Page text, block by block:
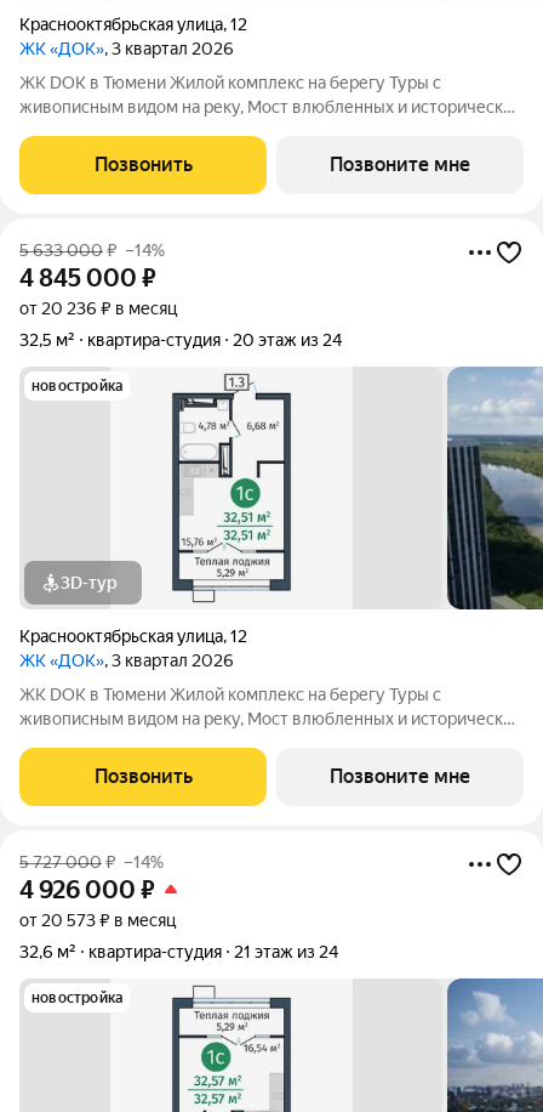
Краснооктябрьская улица,12
ЖК «ДОК», 3 квартал 2026
ЖК DOK в Тюмени Жилой комплекс на берегу Туры с
живописным видом на реку, Мост влюбленных и исторический
принципиально новой организацией общественных зон. Три
лепестка здания сходятся в большое
Позвонить Позвоните мне
5 633 000₽ –14%
4 845 000 ₽
от 20 236 ₽ в месяц
32,5 м²
квартира-студия 20 этаж из 24
новостройка
3D-тур
Краснооктябрьская улица,12
ЖК «ДОК», 3 квартал 2026
ЖК DOK в Тюмени Жилой комплекс на берегу Туры с
живописным видом на реку, Мост влюбленных и исторический
принципиально новой организацией общественных зон. Три
лепестка здания сходятся в большое
Позвонить Позвоните мне
5 727 000₽ –14%
4 926 000 ₽
от 20 573 ₽ в месяц
32,6 м²
квартира-студия 21 этаж из 24
новостройка